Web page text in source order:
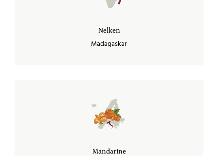
Nelken
Madagaskar
Mandarine